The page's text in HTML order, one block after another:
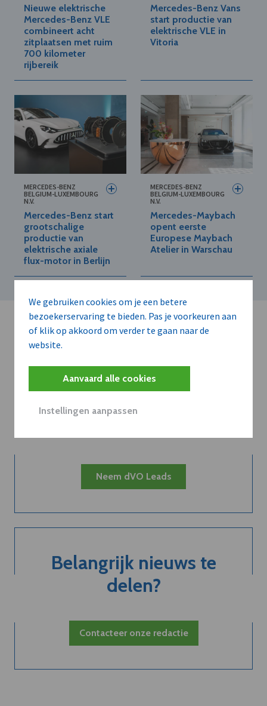
We gebruiken cookies om je een betere
bezoekerservaring te bieden. Pas je voorkeuren aan
of klik op akkoord om verder te gaan naar de
website.
Aanvaard alle cookies
Instellingen aanpassen
Nieuwe elektrische
Mercedes-Benz VLE
combineert acht
zitplaatsen met ruim
700 kilometer
rijbereik
Mercedes-Benz Vans
start productie van
elektrische VLE in
Vitoria
MERCEDES-BENZ
BELGIUM-LUXEMBOURG
N.V.
Mercedes-Benz start
grootschalige
productie van
elektrische axiale
flux-motor in Berlijn
MERCEDES-BENZ
BELGIUM-LUXEMBOURG
N.V.
Mercedes-Maybach
opent eerste
Europese Maybach
Atelier in Warschau
Kort de voordelen
van een
Neem dVO Leads
Belangrijk nieuws te
delen?
Contacteer onze redactie